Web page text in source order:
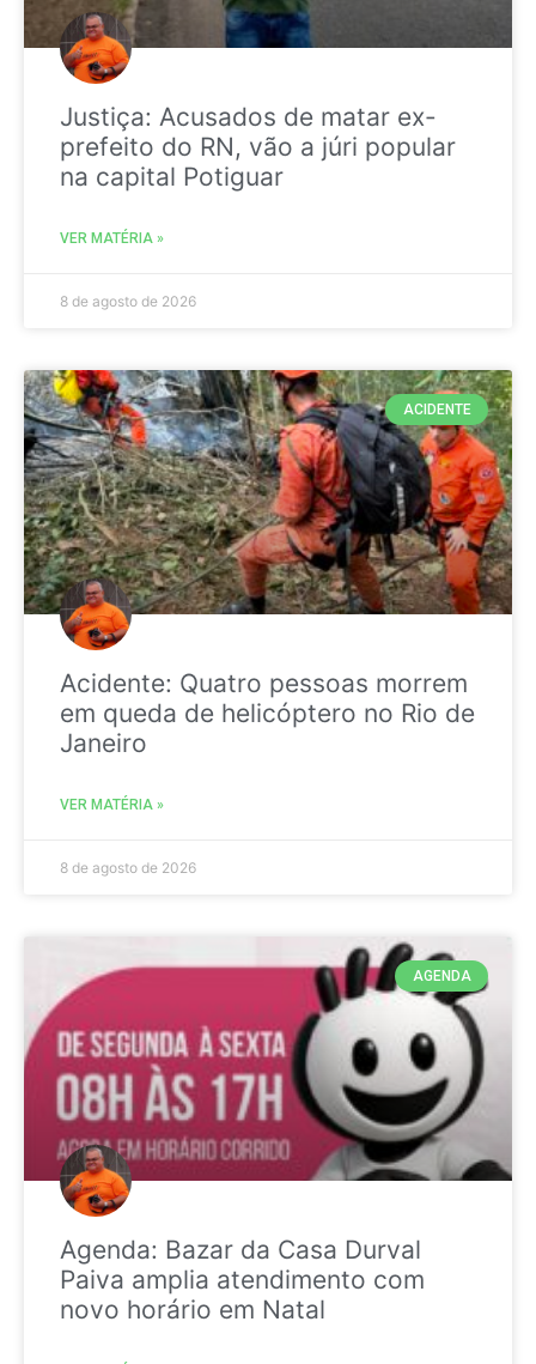
Justiça: Acusados de matar ex-
prefeito do RN, vão a júri popular
na capital Potiguar
VER MATÉRIA »
8 de agosto de 2026
ACIDENTE
Acidente: Quatro pessoas morrem
em queda de helicóptero no Rio de
Janeiro
VER MATÉRIA »
8 de agosto de 2026
AGENDA
Agenda: Bazar da Casa Durval
Paiva amplia atendimento com
novo horário em Natal